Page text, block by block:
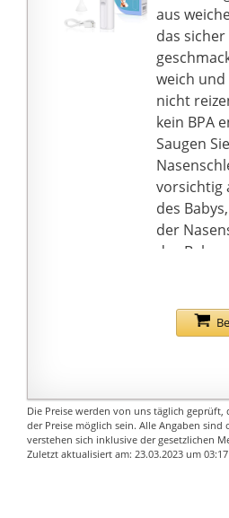
aus
das
weich und
nicht
kein BPA
Saugen
vorsichtig
des
der
des Babys
👶【
Baby-
Motoren,
Dezibel zu
Die Preise werden von uns täglich
der Preise möglich sein. Alle Angaben sind
verstehen sich inklusive der gesetzlichen
Zuletzt aktualisiert am: 23.03.2023 um